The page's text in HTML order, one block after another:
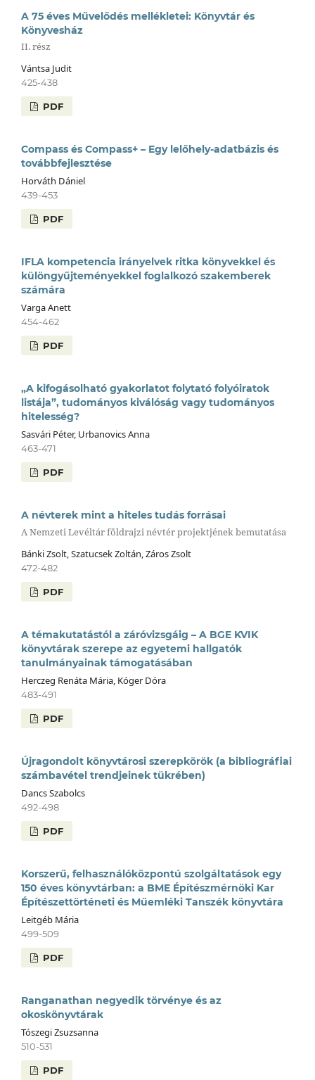
A 75 éves Művelődés mellékletei: Könyvtár és
Könyvesház
II. rész
Vántsa Judit
425-438
PDF
Compass és Compass+ – Egy lelőhely-adatbázis és
továbbfejlesztése
Horváth Dániel
439-453
PDF
IFLA kompetencia irányelvek ritka könyvekkel és
különgyűjteményekkel foglalkozó szakemberek
számára
Varga Anett
454-462
PDF
„A kifogásolható gyakorlatot folytató folyóiratok
listája”, tudományos kiválóság vagy tudományos
hitelesség?
Sasvári Péter, Urbanovics Anna
463-471
PDF
A névterek mint a hiteles tudás forrásai
A Nemzeti Levéltár földrajzi névtér projektjének bemutatása
Bánki Zsolt, Szatucsek Zoltán, Záros Zsolt
472-482
PDF
A témakutatástól a záróvizsgáig – A BGE KVIK
könyvtárak szerepe az egyetemi hallgatók
tanulmányainak támogatásában
Herczeg Renáta Mária, Kóger Dóra
483-491
PDF
Újragondolt könyvtárosi szerepkörök (a bibliográfiai
számbavétel trendjeinek tükrében)
Dancs Szabolcs
492-498
PDF
Korszerű, felhasználóközpontú szolgáltatások egy
150 éves könyvtárban: a BME Építészmérnöki Kar
Építészettörténeti és Műemléki Tanszék könyvtára
Leitgéb Mária
499-509
PDF
Ranganathan negyedik törvénye és az
okoskönyvtárak
Tószegi Zsuzsanna
510-531
PDF